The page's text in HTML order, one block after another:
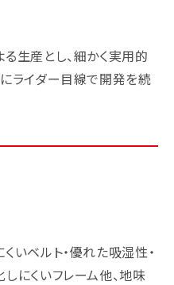
生産とし、細かく実用的
ライダー目線で開発を続
いベルト・優れた吸湿性・
にくいフレーム他、地味